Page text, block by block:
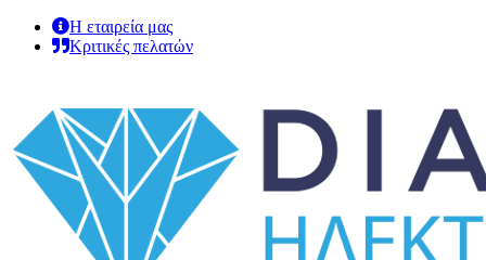
Η εταιρεία μας
Κριτικές πελατών